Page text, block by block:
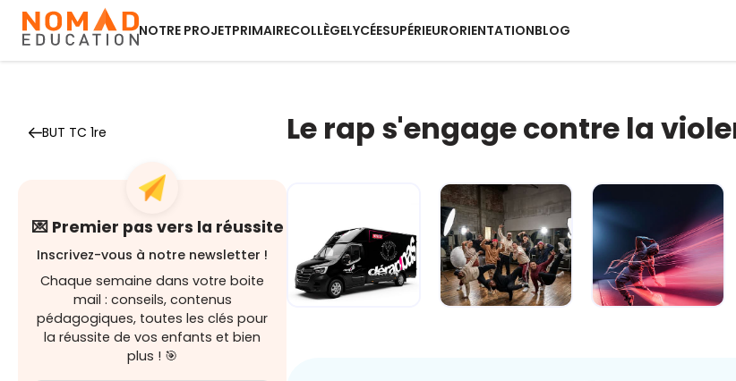
NOTRE PROJETPRIMAIRECOLLÈGELYCÉESUPÉRIEURORIENTATIONBLOG
BUT TC 1re
💌 Premier pas vers la réussite
Inscrivez-vous à notre newsletter !
Chaque semaine dans votre boite
mail : conseils, contenus
pédagogiques, toutes les clés pour
la réussite de vos enfants et bien
plus ! 🎯
Le rap s'engage contre la